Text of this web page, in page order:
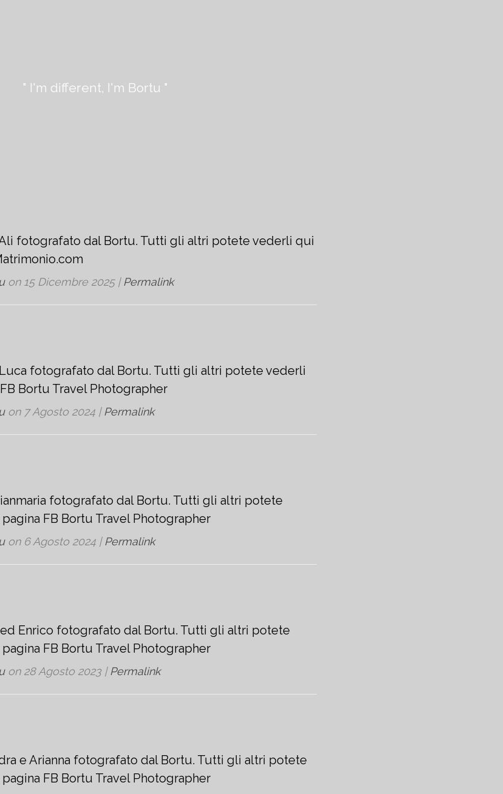
" I'm different, I'm Bortu "
fotografato dal Bortu. Tutti gli altri potete vederli qui
on 15 Dicembre 2025| Permalink
fotografato dal Bortu. Tutti gli altri potete vederli
Bortu Travel Photographer
on 7 Agosto 2024 | Permalink
fotografato dal Bortu. Tutti gli altri potete
FB Bortu Travel Photographer
on 6 Agosto 2024 | Permalink
Enrico fotografato dal Bortu. Tutti gli altri potete
FB Bortu Travel Photographer
on 28 Agosto 2023| Permalink
e Arianna fotografato dal Bortu. Tutti gli altri potete
FB Bortu Travel Photographer